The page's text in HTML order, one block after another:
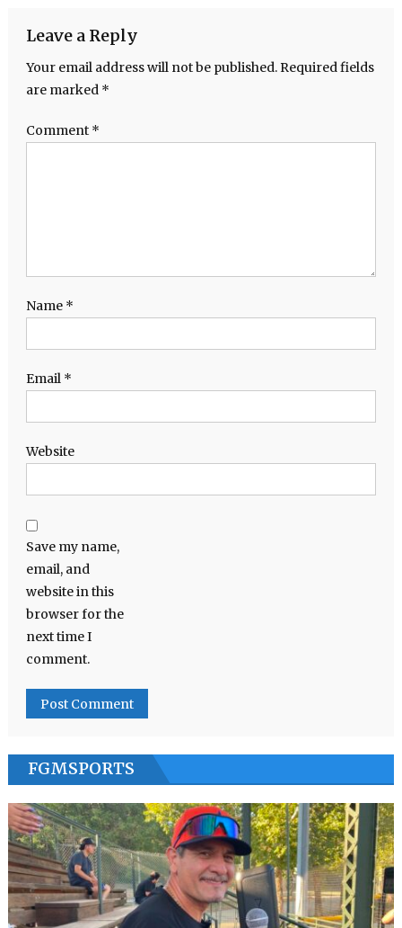
Leave a Reply
Your email address will not be published. Required fields
are marked *
Comment *
Name *
Email *
Website
Save my name,
email, and
website in this
browser for the
next time I
comment.
FGMSPORTS